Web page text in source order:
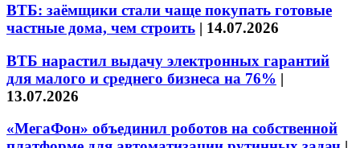
ВТБ: заёмщики стали чаще покупать готовые
частные дома, чем строить | 14.07.2026
ВТБ нарастил выдачу электронных гарантий
для малого и среднего бизнеса на 76% |
13.07.2026
«МегаФон» объединил роботов на собственной